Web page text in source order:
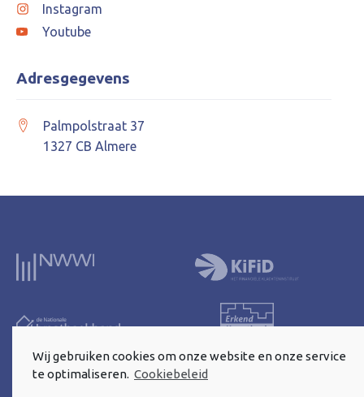
Wij gebruiken cookies om onze website en onze service
te optimaliseren. Cookiebeleid
Instagram
Youtube
Adresgegevens
Palmpolstraat 37
1327 CB Almere